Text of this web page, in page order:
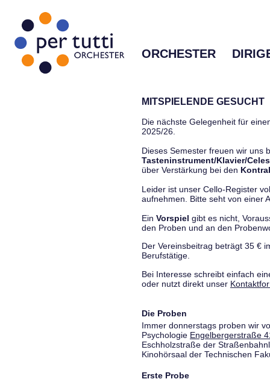
ORCHESTER
MITSPIELENDE GESUCHT
Die nächste Gelegenheit für
2025/26.
Dieses Semester freuen wir uns
Tasteninstrument/Klavier/
über Verstärkung bei den
Leider ist unser Cello-Register
aufnehmen. Bitte seht von einer
Ein Vorspiel gibt es nicht,
den Proben und an den
Der Vereinsbeitrag beträgt 35 €
Berufstätige.
Bei Interesse schreibt einfach
oder nutzt direkt unser
Die Proben
Immer donnerstags proben wir
Psychologie Engelbergerstraße
Eschholzstraße der
Kinohörsaal der Technischen
Erste Probe